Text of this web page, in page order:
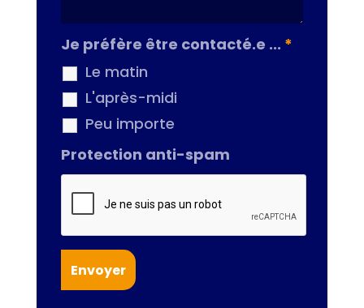
Je préfère être contacté.e ... *
Le matin
L'après-midi
Peu importe
Protection anti-spam